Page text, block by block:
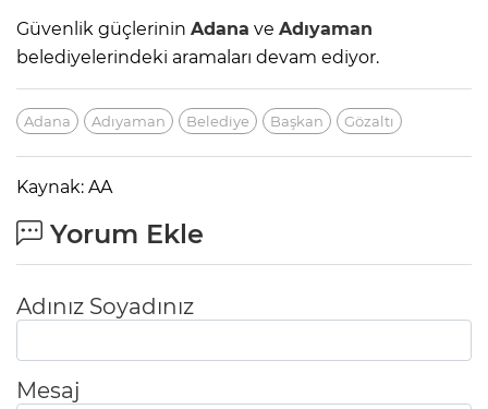
Güvenlik güçlerinin Adana ve Adıyaman
belediyelerindeki aramaları devam ediyor.
Adana Adıyaman Belediye Başkan Gözaltı
Kaynak: AA
Yorum Ekle
Adınız Soyadınız
Mesaj